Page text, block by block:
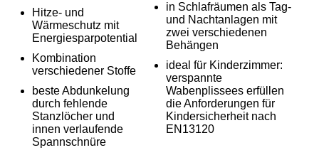
Hitze- und
Wärmeschutz mit
Energiesparpotential
Kombination
verschiedener Stoffe
beste Abdunkelung
durch fehlende
Stanzlöcher und
innen verlaufende
Spannschnüre
in Schlafräumen als Tag-
und Nachtanlagen mit
zwei verschiedenen
Behängen
ideal für Kinderzimmer:
verspannte
Wabenplissees erfüllen
die Anforderungen für
Kindersicherheit nach
EN13120